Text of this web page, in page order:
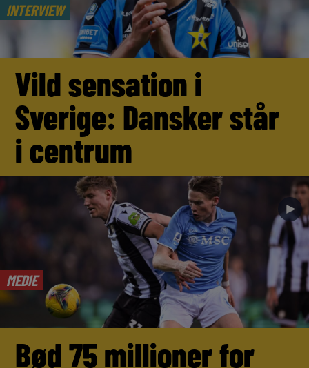
INTERVIEW
Vild sensation i
Sverige: Dansker står
i centrum
MEDIE
►
Bød 75 millioner for